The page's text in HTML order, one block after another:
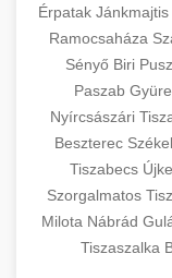
Case
patient
marketing.
Detailed
resulting
🤖 AI
Discover
🎯
Érpatak Jánkmajtis
Ramocsaháza
Sényő Biri
Paszab Gyüre
Nyírcsászári
Beszterec
Tiszabecs
Szorgalmatos
Milota Nábrád
Tiszaszalka